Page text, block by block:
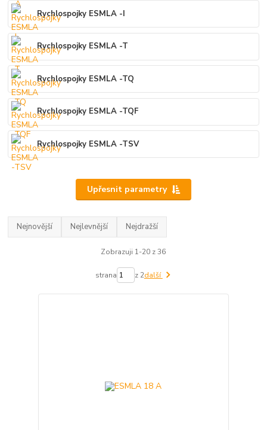
Rychlospojky ESMLA -I
Rychlospojky ESMLA -T
Rychlospojky ESMLA -TQ
Rychlospojky ESMLA -TQF
Rychlospojky ESMLA -TSV
Upřesnit parametry
Nejnovější Nejlevnější Nejdražší
Zobrazuji 1-20 z 36
strana z 2další